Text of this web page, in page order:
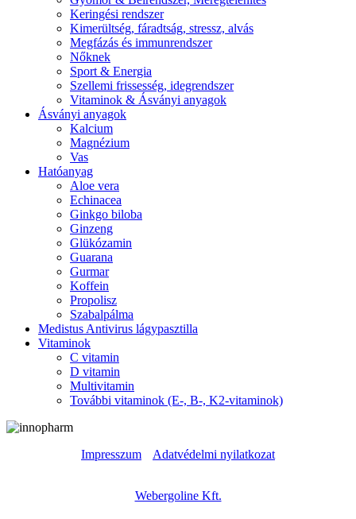
Keringési rendszer
Kimerültség, fáradtság, stressz, alvás
Megfázás és immunrendszer
Nőknek
Sport & Energia
Szellemi frissesség, idegrendszer
Vitaminok & Ásványi anyagok
Ásványi anyagok
Kalcium
Magnézium
Vas
Hatóanyag
Aloe vera
Echinacea
Ginkgo biloba
Ginzeng
Glükózamin
Guarana
Gurmar
Koffein
Propolisz
Szabalpálma
Medistus Antivirus lágypasztilla
Vitaminok
C vitamin
D vitamin
Multivitamin
További vitaminok (E-, B-, K2-vitaminok)
Impresszum
Adatvédelmi nyilatkozat
Webergoline Kft.